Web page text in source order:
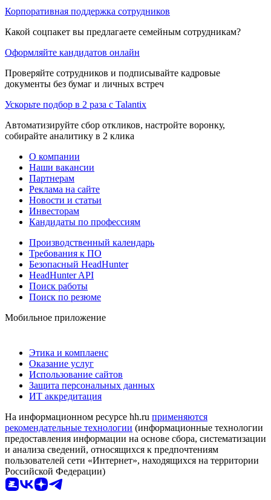
Корпоративная поддержка сотрудников
Какой соцпакет вы предлагаете семейным сотрудникам?
Оформляйте кандидатов онлайн
Проверяйте сотрудников и подписывайте кадровые
документы без бумаг и личных встреч
Ускорьте подбор в 2 раза с Talantix
Автоматизируйте сбор откликов, настройте воронку,
собирайте аналитику в 2 клика
О компании
Наши вакансии
Партнерам
Реклама на сайте
Новости и статьи
Инвесторам
Кандидаты по профессиям
Производственный календарь
Требования к ПО
Безопасный HeadHunter
HeadHunter API
Поиск работы
Поиск по резюме
Мобильное приложение
Этика и комплаенс
Оказание услуг
Использование сайтов
Защита персональных данных
ИТ аккредитация
На информационном ресурсе hh.ru применяются
рекомендательные технологии (информационные технологии
предоставления информации на основе сбора, систематизации
и анализа сведений, относящихся к предпочтениям
пользователей сети «Интернет», находящихся на территории
Российской Федерации)